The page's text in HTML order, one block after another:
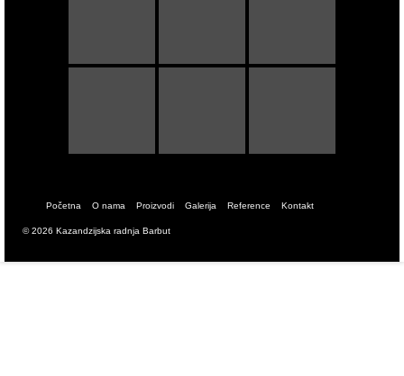
Početna O nama Proizvodi Galerija Reference Kontakt
© 2026 Kazandzijska radnja Barbut